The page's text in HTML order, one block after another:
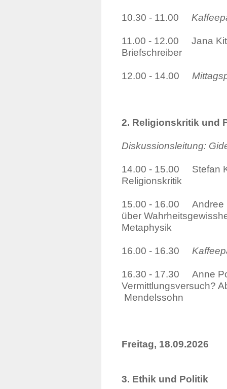
10.30 - 11.00
11.00 - 12.00 Jana
Briefschreiber
12.00 - 14.00
2. Religionskritik und
Diskussionsleitung:
14.00 - 15.00 Stefan
Religionskritik
15.00 - 16.00 Andree
über
Metaphysik
16.00 - 16.30
16.30 - 17.30 Anne
Mendelssohn
Freitag, 18.09.2026
3. Ethik und Politik